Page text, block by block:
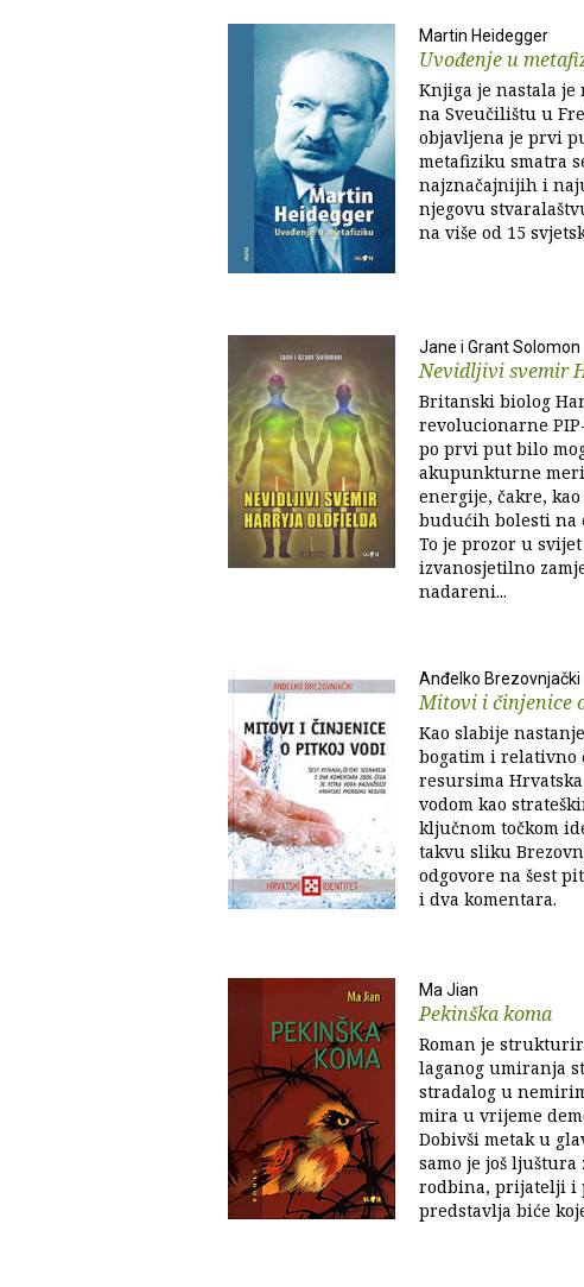
Martin Heidegger
Uvođenje u
Knjiga je nastala je
na Sveučilištu u
objavljena je prvi
metafiziku smatra
najznačajnijih i
njegovu
na više od 15
Jane i Grant Solomon
Nevidljivi svemir
Britanski biolog
revolucionarne
po prvi put bilo
akupunkturne
energije, čakre,
budućih bolesti na
To je prozor u
izvanosjetilno
nadareni...
Anđelko Brezovnjački
Mitovi i činjenice
Kao slabije
bogatim i relativno
resursima
vodom kao
ključnom točkom
takvu sliku
odgovore na šest
i dva komentara.
Ma Jian
Pekinška koma
Roman je
laganog umiranja
stradalog u
mira u vrijeme
Dobivši metak u
samo je još
rodbina, prijatelji i
predstavlja biće